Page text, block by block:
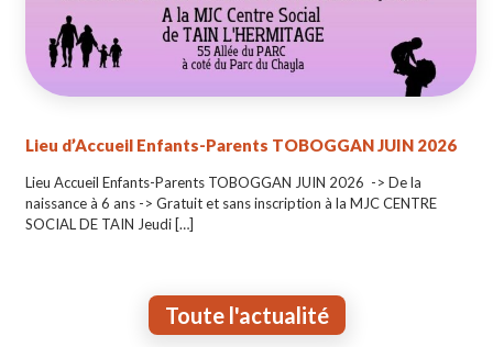
Lieu d’Accueil Enfants-Parents TOBOGGAN JUIN 2026
Lieu Accueil Enfants-Parents TOBOGGAN JUIN 2026 -> De la
naissance à 6 ans -> Gratuit et sans inscription à la MJC CENTRE
SOCIAL DE TAIN Jeudi […]
Toute l'actualité